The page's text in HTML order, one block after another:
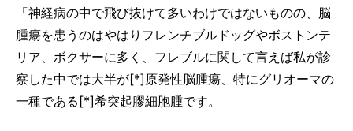
「神経病の中で飛び抜けて多いわけではないものの、脳
腫瘍を患うのはやはりフレンチブルドッグやボストンテ
リア、ボクサーに多く、フレブルに関して言えば私が診
察した中では大半が[*]原発性脳腫瘍、特にグリオーマの
一種である[*]希突起膠細胞腫です。